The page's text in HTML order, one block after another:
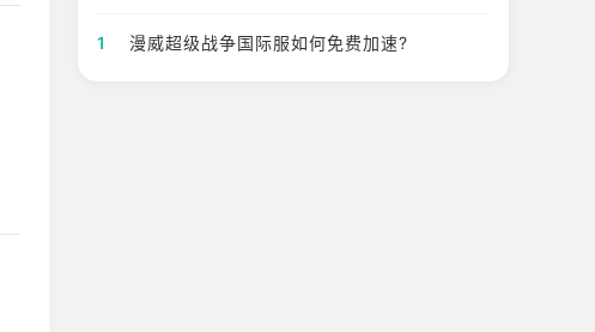
1 漫威超级战争国际服如何免费加速?